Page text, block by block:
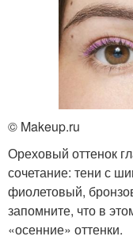
© Makeup.ru
Ореховый оттенок
сочетание: тени с
фиолетовый,
запомните, что в
«осенние» оттенки.